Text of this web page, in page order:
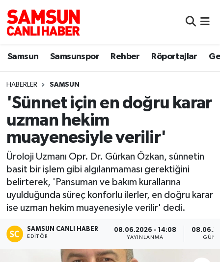
Samsun Samsunspor Rehber Röportajlar
HABERLER SAMSUN
'Sünnet için en doğru karar
uzman hekim
muayenesiyle verilir'
Üroloji Uzmanı Opr. Dr. Gürkan Özkan, sünnetin
basit bir işlem gibi algılanmaması gerektiğini
belirterek, 'Pansuman ve bakım kurallarına
uyulduğunda süreç konforlu ilerler, en doğru karar
ise uzman hekim muayenesiyle verilir' dedi.
SAMSUN CANLI HABER
EDITÖR
08.06.2026 - 14:08
YAYINLANMA
Samsun
Sokak Röportajları
Dünya
Eğitim
Sağlık
Yemek
Manşet Haberi
Samsun Nöbetçi Eczaneler
Samsun Hava Durumu
Samsun Namaz Vakitleri
Samsun Trafik Yoğunluk Haritası
Süper Lig Puan Durumu ve Fikstür
Tüm Manşetler
Son Dakika Haberleri
Haber Arşivi